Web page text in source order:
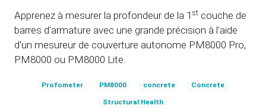
Apprenez à mesurer la profondeur de la 1 st couche de
barres d'armature avec une grande précision à l'aide
d'un mesureur de couverture autonome PM8000 Pro,
PM8000 ou PM8000 Lite.
Profometer PM8000 concrete Concrete
Structural Health